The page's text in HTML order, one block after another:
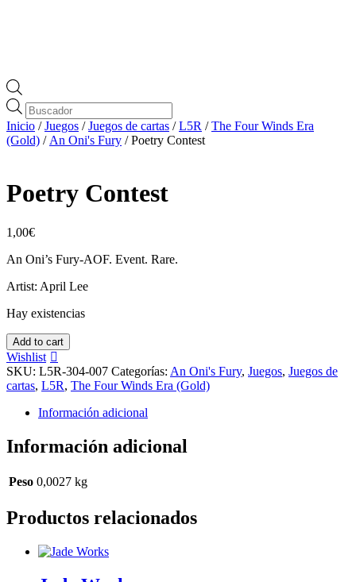
Búsqueda
de
productos
Inicio /Juegos /Juegos de cartas /L5R /The Four Winds Era
(Gold) / An Oni's Fury / Poetry Contest
Poetry Contest
1,00€
An Oni’s Fury-AOF. Event. Rare.
Artist: April Lee
Hay existencias
Poetry
Contest
cantidad
Add to cart
Wishlist
SKU: L5R-304-007 Categorías: An Oni's Fury, Juegos, Juegos de
cartas, L5R, The Four Winds Era (Gold)
Información adicional
Información adicional
Peso 0,0027 kg
Productos relacionados